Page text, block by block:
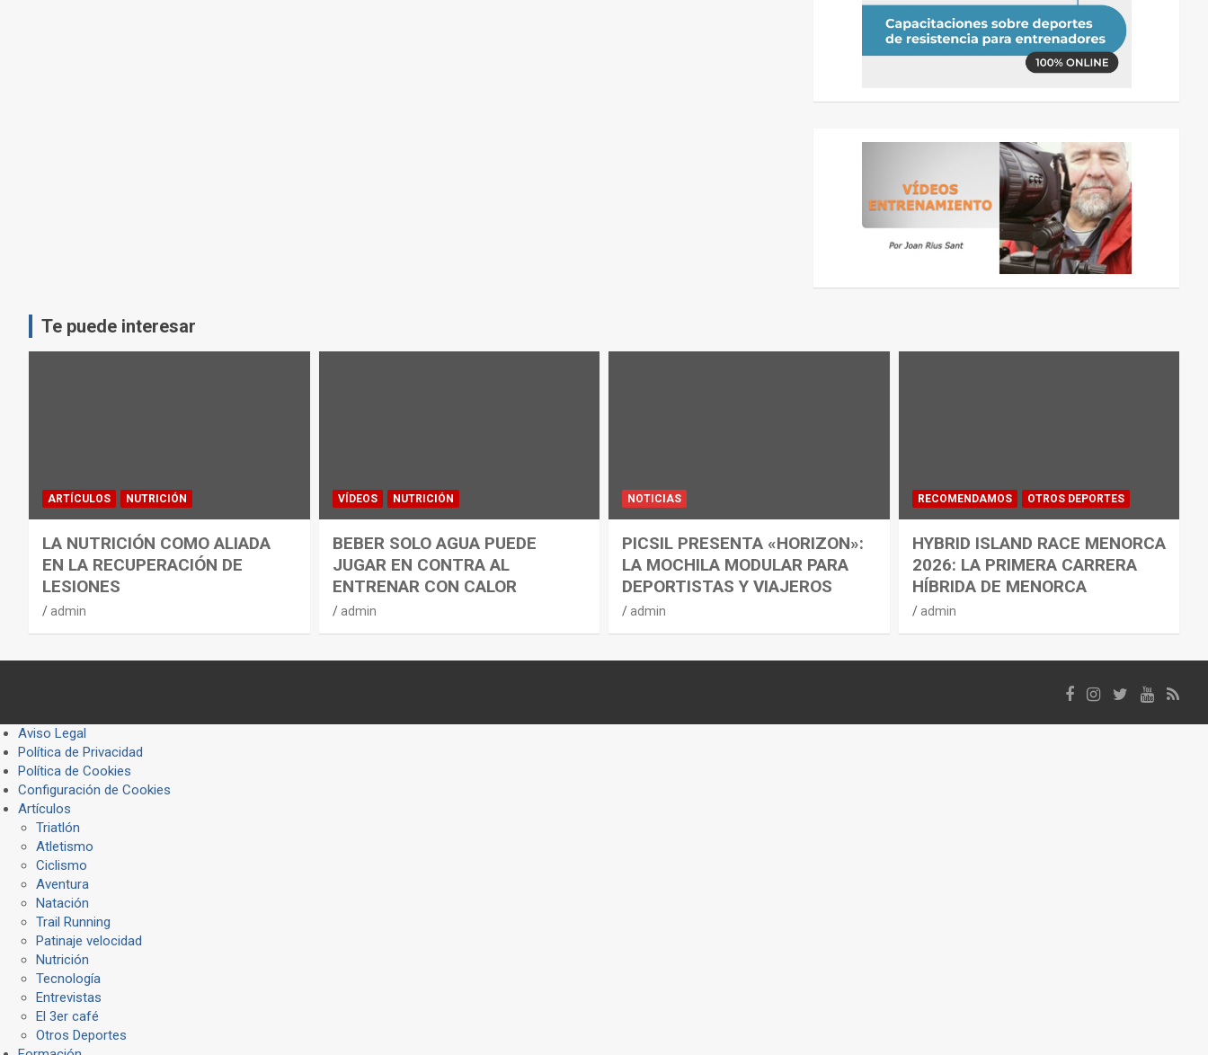
Te puede interesar
ARTÍCULOS NUTRICIÓN
LA NUTRICIÓN COMO ALIADA
EN LA RECUPERACIÓN DE
LESIONES
admin
VÍDEOS NUTRICIÓN
BEBER SOLO AGUA PUEDE
JUGAR EN CONTRA AL
ENTRENAR CON CALOR
admin
NOTICIAS
PICSIL PRESENTA «HORIZON»:
LA MOCHILA MODULAR PARA
DEPORTISTAS Y VIAJEROS
admin
RECOMENDAMOS OTROS DEPORTES
HYBRID ISLAND RACE MENORCA
2026: LA PRIMERA CARRERA
HÍBRIDA DE MENORCA
admin
Aviso Legal
Política de Privacidad
Política de Cookies
Configuración de Cookies
Artículos
Triatlón
Atletismo
Ciclismo
Aventura
Natación
Trail Running
Patinaje velocidad
Nutrición
Tecnología
Entrevistas
El 3er café
Otros Deportes